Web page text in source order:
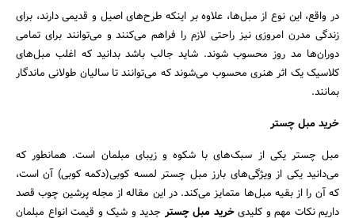
در واقع، این نوع از مبل‌ها، علاوه ‌بر اینکه طرح‌های اصیل و قدیمی‌ دارند، برای
زندگی مدرن امروزی نیز راحتی لازم را فراهم ‌می‌کنند و ‌می‌توانند برای تما‌می
دوران‌ها مد روز محسوب شوند. شاید جالب باشد بدانید که اغلب مبل‌های
کلاسیک یک اثر هنری محسوب ‌می‌شوند که ‌می‌توانند تا سالیان طولانی ماندگار
بمانند.
خرید مبل چستر
مبل چستر یکی از سبک‌های با شکوه و زیبای مبلمان است. همانطور که
می‌دانید یکی از ویژگی‌های بارز مبل چستر لمسه کوبی(دکمه کوبی) آن است،
که آن را از بقیه مبل‌ها متمایز می‌کند. در این مقاله از مجله پرشین چوب قصد
داریم نکات مهم و کلیدیخرید مبل چستر جدید و شیک و قیمت انواع مبلمان